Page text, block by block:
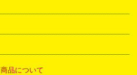
商品について